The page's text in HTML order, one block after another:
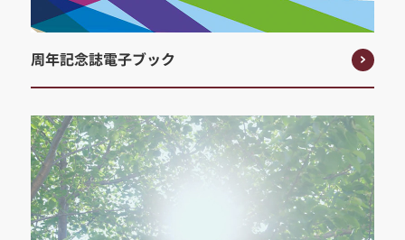
周年記念誌電子ブック